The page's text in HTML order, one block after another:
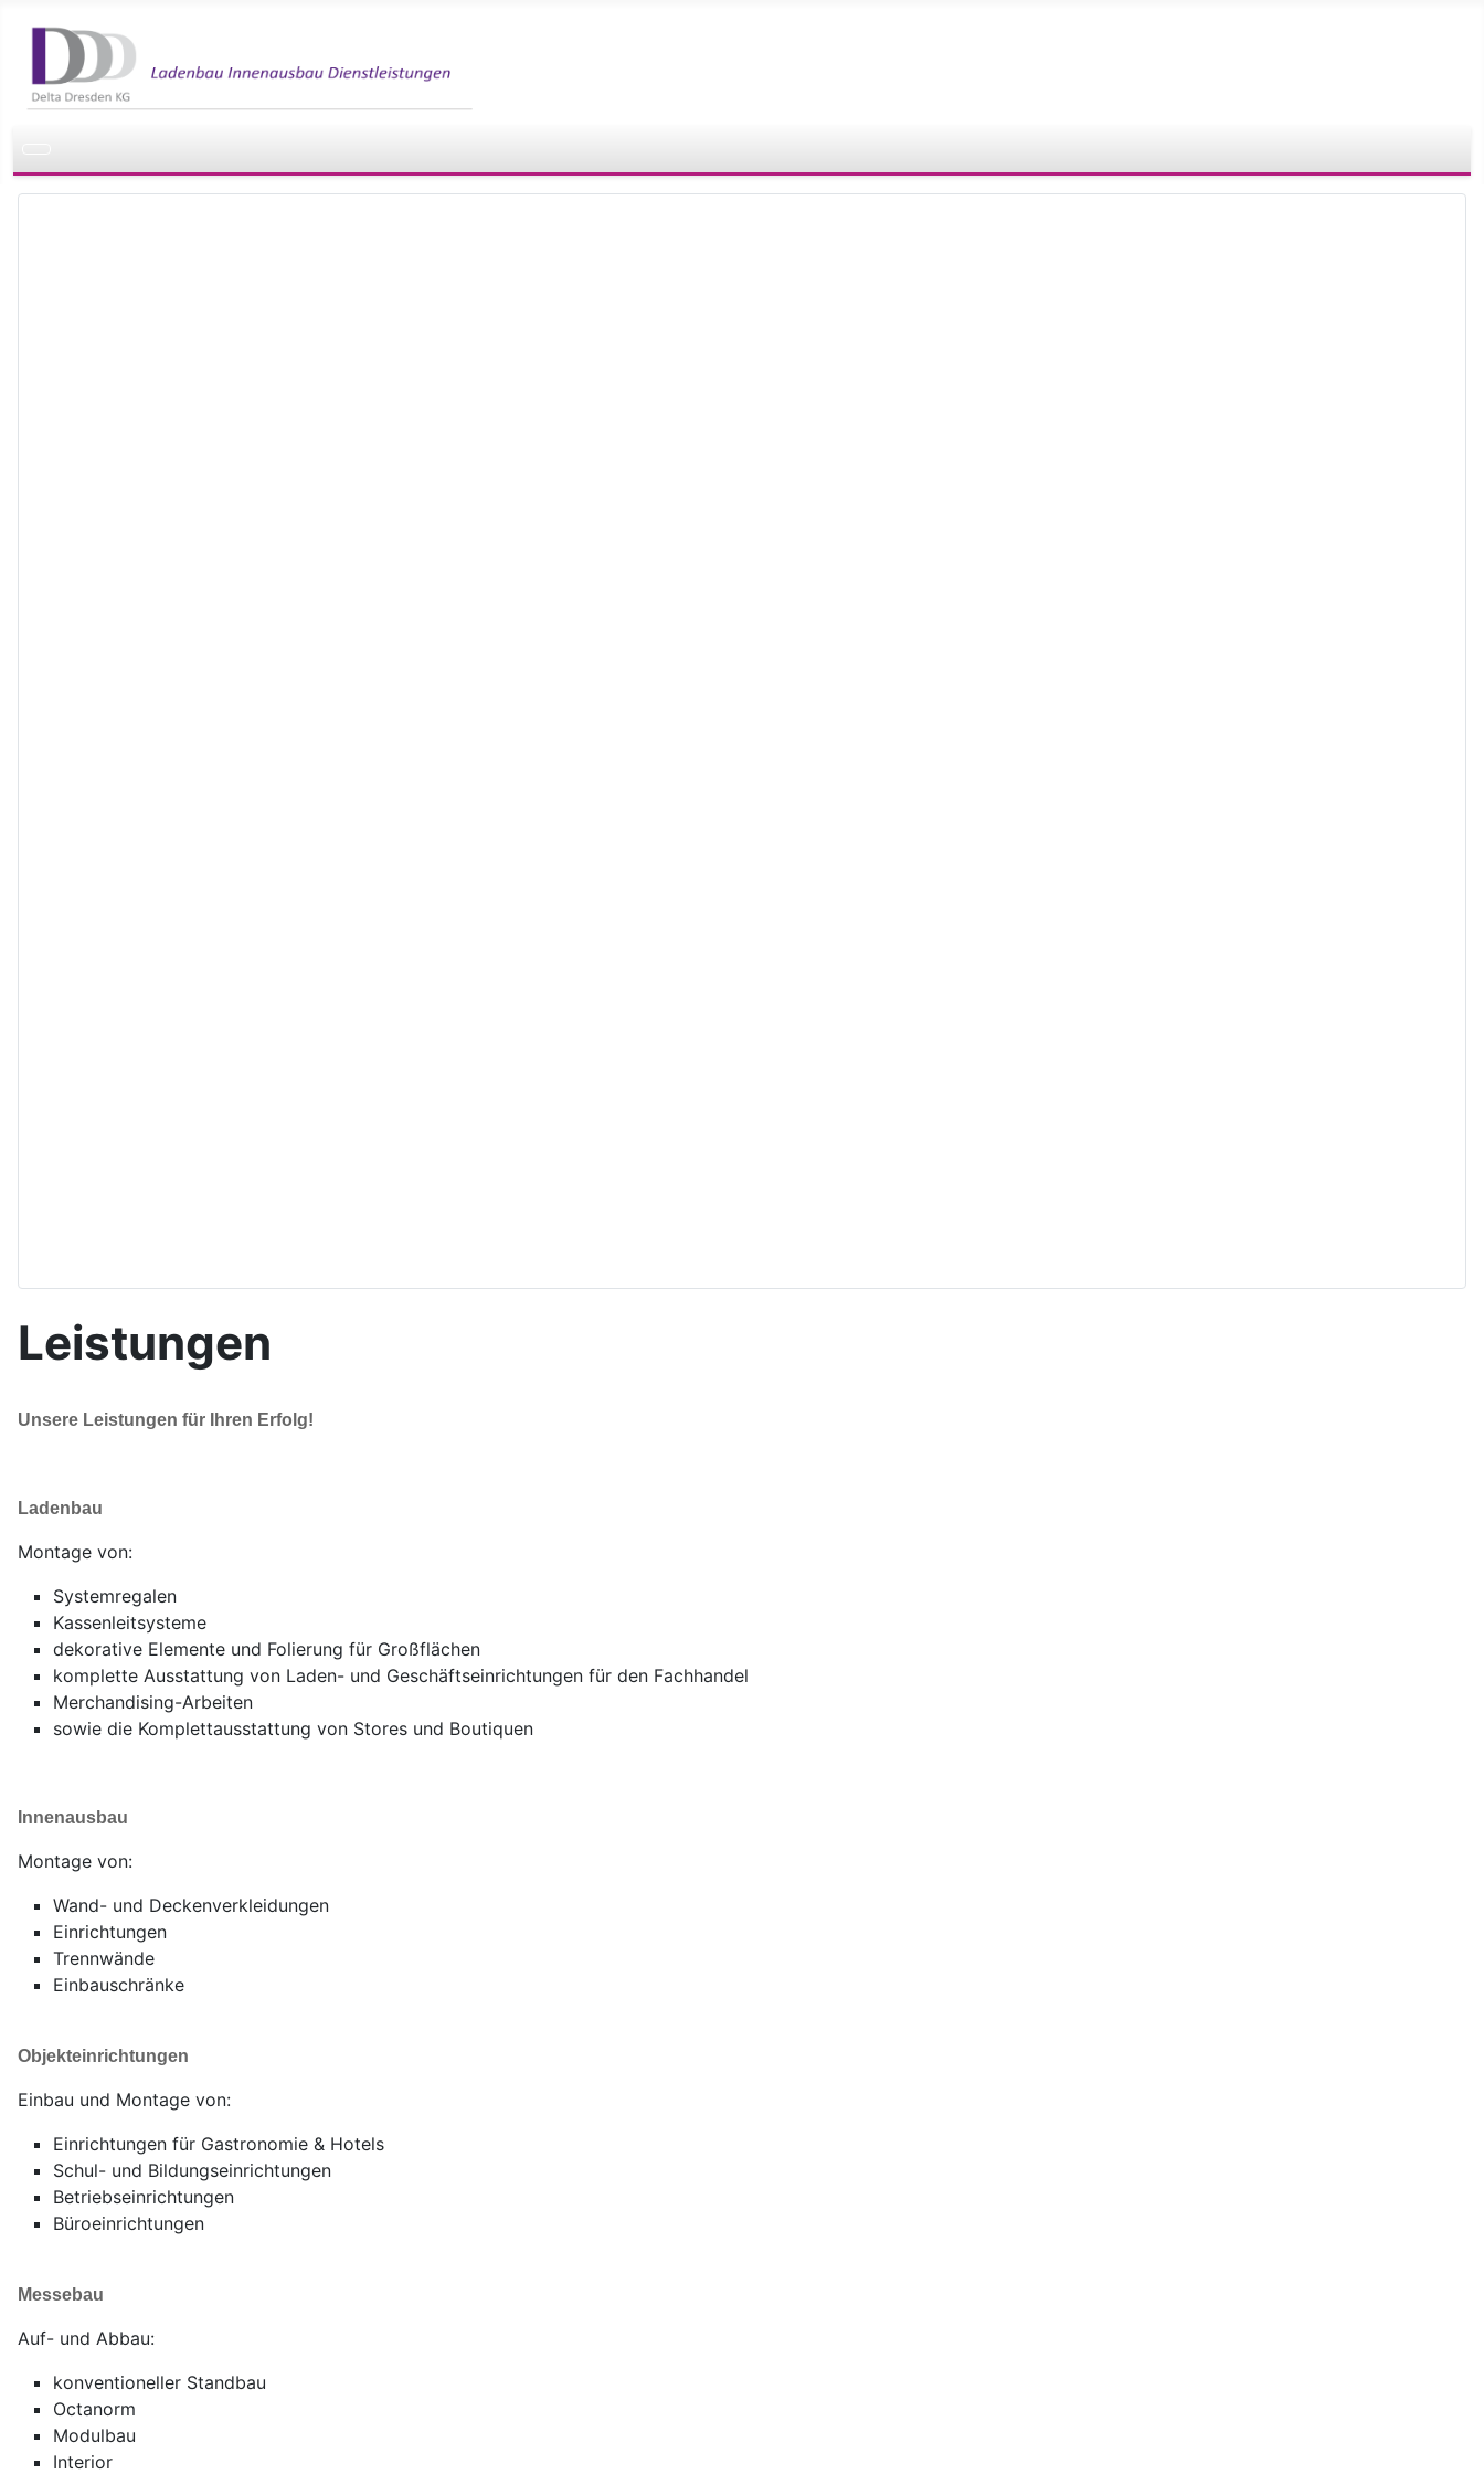
Leistungen
Unsere Leistungen für Ihren Erfolg!
Ladenbau
Montage von:
Systemregalen
Kassenleitsysteme
dekorative Elemente und Folierung für Großflächen
komplette Ausstattung von Laden- und Geschäftseinrichtungen für den Fachhandel
Merchandising-Arbeiten
sowie die Komplettausstattung von Stores und Boutiquen
Innenausbau
Montage von:
Wand- und Deckenverkleidungen
Einrichtungen
Trennwände
Einbauschränke
Objekteinrichtungen
Einbau und Montage von:
Einrichtungen für Gastronomie & Hotels
Schul- und Bildungseinrichtungen
Betriebseinrichtungen
Büroeinrichtungen
Messebau
Auf- und Abbau:
konventioneller Standbau
Octanorm
Modulbau
Interior